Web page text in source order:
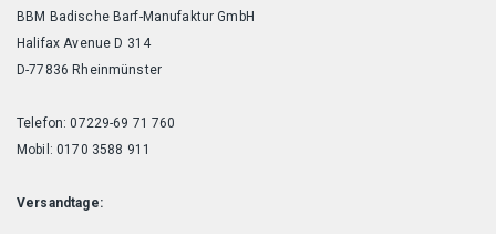
BBM Badische Barf-Manufaktur GmbH
Halifax Avenue D 314
D-77836 Rheinmünster
Telefon: 07229-69 71 760
Mobil: 0170 3588 911
Versandtage: